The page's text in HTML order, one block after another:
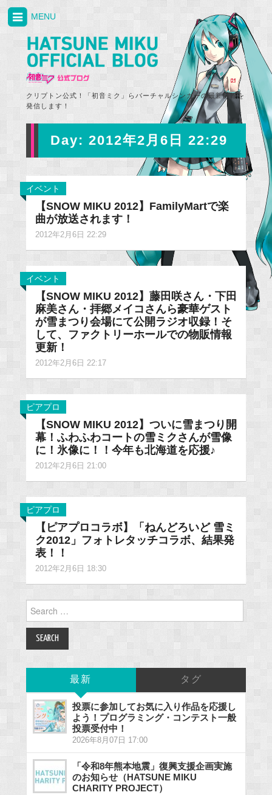
クリプトン公式！「初音ミク」らバーチャルシンガーの最新情報を
発信します！
MENU
Day: 2012年2月6日 22:29
イベント
【SNOW MIKU 2012】FamilyMartで楽
曲が放送されます！
2012年2月6日 22:29
イベント
【SNOW MIKU 2012】藤田咲さん・下田
麻美さん・拝郷メイコさんら豪華ゲスト
が雪まつり会場にて公開ラジオ収録！そ
して、ファクトリーホールでの物販情報
更新！
2012年2月6日 22:17
ピアプロ
【SNOW MIKU 2012】ついに雪まつり開
幕！ふわふわコートの雪ミクさんが雪像
に！氷像に！！今年も北海道を応援♪
2012年2月6日 21:00
ピアプロ
【ピアプロコラボ】「ねんどろいど 雪ミ
ク2012」フォトレタッチコラボ、結果発
表！！
2012年2月6日 18:30
Search
for:
最新 タグ
投票に参加してお気に入り作品を応援し
よう！プログラミング・コンテスト一般
投票受付中！
2026年8月07日 17:00
「令和8年熊本地震」復興支援企画実施
のお知らせ（HATSUNE MIKU
CHARITY PROJECT）